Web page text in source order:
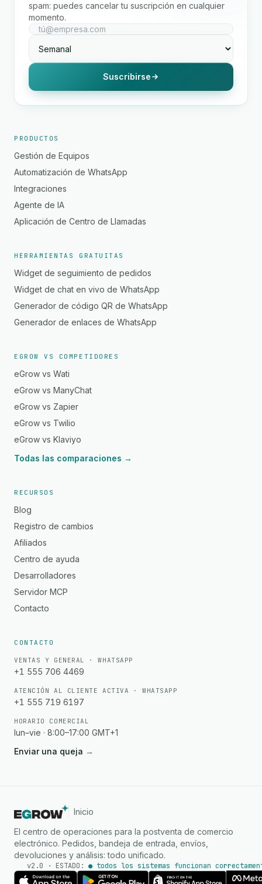
spam: puedes cancelar tu suscripción en cualquier
momento.
Suscribirse
PRODUCTOS
Gestión de Equipos
Automatización de WhatsApp
Integraciones
Agente de IA
Aplicación de Centro de Llamadas
HERRAMIENTAS GRATUITAS
Widget de seguimiento de pedidos
Widget de chat en vivo de WhatsApp
Generador de código QR de WhatsApp
Generador de enlaces de WhatsApp
EGROW VS COMPETIDORES
eGrow vs Wati
eGrow vs ManyChat
eGrow vs Zapier
eGrow vs Twilio
eGrow vs Klaviyo
Todas las comparaciones →
RECURSOS
Blog
Registro de cambios
Afiliados
Centro de ayuda
Desarrolladores
Servidor MCP
Contacto
CONTACTO
VENTAS Y GENERAL · WHATSAPP
+1 555 706 4469
ATENCIÓN AL CLIENTE ACTIVA · WHATSAPP
+1 555 719 6197
HORARIO COMERCIAL
lun–vie · 8:00–17:00 GMT+1
Enviar una queja →
Inicio
El centro de operaciones para la postventa de comercio
electrónico. Pedidos, bandeja de entrada, envíos,
devoluciones y análisis: todo unificado.
v2.0 · ESTADO: ● todos los sistemas funcionan